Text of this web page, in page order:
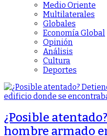
Medio Oriente
Multilaterales
Globales
Economía Global
Opinión
Análisis
Cultura
Deportes
¿Posible
hombre armado